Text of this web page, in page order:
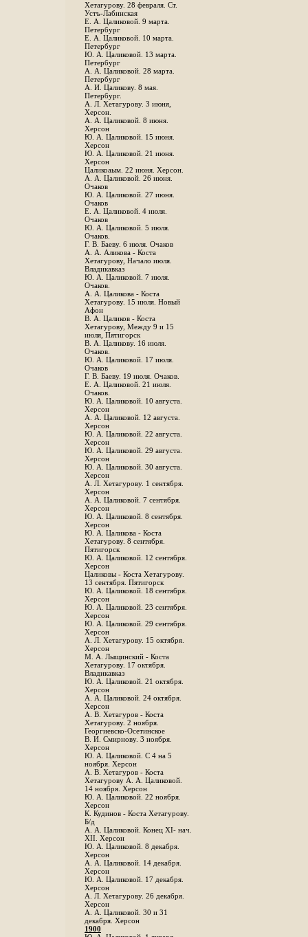
Хетагурову. 28 февраля. Ст.
Устъ-Лабинская
Е. А. Цаликовой. 9 марта.
Петербург
Е. А. Цаликовой. 10 марта.
Петербург
Ю. А. Цаликовой. 13 марта.
Петербург
А. А. Цаликовой. 28 марта.
Петербург
А. И. Цаликову. 8 мая.
Петербург.
А. Л. Хетагурову. 3 июня,
Херсон.
А. А. Цаликовой. 8 июня.
Херсон
Ю. А. Цаликовой. 15 июня.
Херсон
Ю. А. Цаликовой. 21 июня.
Херсон
Цаликоаым. 22 июня. Херсон.
А. А. Цаликовой. 26 июня.
Очаков
Ю. А. Цаликовой. 27 июня.
Очаков
Е. А. Цаликовой. 4 июля.
Очаков
Ю. А. Цаликовой. 5 июля.
Очаков.
Г. В. Баеву. 6 июля. Очаков
А. А. Аликова - Коста
Хетагурову, Начало июля.
Владикавказ
Ю. А. Цаликовой. 7 июля.
Очаков.
А. А. Цаликова - Коста
Хетагурову. 15 июля. Новый
Афон
В. А. Цаликов - Коста
Хетагурову, Между 9 и 15
июля, Пятигорск
В. А. Цаликову. 16 июля.
Очаков.
Ю. А. Цаликовой. 17 июля.
Очаков
Г. В. Баеву. 19 июля. Очаков.
Е. А. Цаликовой. 21 июля.
Очаков.
Ю. А. Цаликовой. 10 августа.
Херсон
А. А. Цаликовой. 12 августа.
Херсон
Ю. А. Цаликовой. 22 августа.
Херсон
Ю. А. Цаликовой. 29 августа.
Херсон
Ю. А. Цаликовой. 30 августа.
Херсон
А. Л. Хетагурову. 1 сентября.
Херсон
А. А. Цаликовой. 7 сентября.
Херсон
Ю. А. Цаликовой. 8 сентября.
Херсон
Ю. А. Цаликова - Коста
Хетагурову. 8 сентября.
Пятигорск
Ю. А. Цаликовой. 12 сентября.
Херсон
Цаликовы - Коста Хетагурову.
13 сентября. Пятигорск
Ю. А. Цаликовой. 18 сентября.
Херсон
Ю. А. Цаликовой. 23 сентября.
Херсон
Ю. А. Цаликовой. 29 сентября.
Херсон
А. Л. Хетагурову. 15 октября.
Херсон
М. А. Лыщинский - Коста
Хетагурову. 17 октября.
Владикавказ
Ю. А. Цаликовой. 21 октября.
Херсон
А. А. Цаликовой. 24 октября.
Херсон
A. В. Хетагуров - Коста
Хетагурову. 2 ноября.
Георгиевско-Осетинское
B. И. Смирнову. 3 ноября.
Херсон
Ю. А. Цаликовой. С 4 на 5
ноября. Херсон
А. В. Хетагуров - Коста
Хетагурову А. А. Цаликовой.
14 ноября. Херсон
Ю. А. Цаликовой. 22 ноября.
Херсон
К. Кудинов - Коста Хетагурову.
Б/д
А. А. Цаликовой. Конец XI- нач.
XII. Херсон
Ю. А. Цаликовой. 8 декабря.
Херсон
А. А. Цаликовой. 14 декабря.
Херсон
Ю. А. Цаликовой. 17 декабря.
Херсон
А. Л. Хетагурову. 26 декабря.
Херсон
А. А. Цаликовой. 30 и 31
декабря. Херсон
1900